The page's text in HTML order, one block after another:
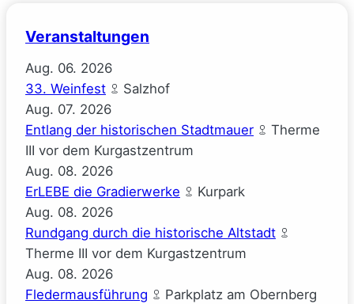
Veranstaltungen
Aug. 06. 2026
33. Weinfest
Salzhof
Aug. 07. 2026
Entlang der historischen Stadtmauer
Therme
III vor dem Kurgastzentrum
Aug. 08. 2026
ErLEBE die Gradierwerke
Kurpark
Aug. 08. 2026
Rundgang durch die historische Altstadt
Therme III vor dem Kurgastzentrum
Aug. 08. 2026
Fledermausführung
Parkplatz am Obernberg